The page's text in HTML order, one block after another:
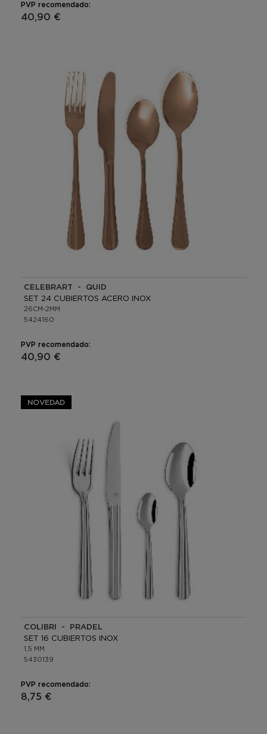
PVP recomendado:
40,90 €
CELEBRART - QUID
SET 24 CUBIERTOS ACERO INOX
26CM-2MM
5424160
PVP recomendado:
40,90 €
NOVEDAD
COLIBRI - PRADEL
SET 16 CUBIERTOS INOX
1,5 MM
5430139
PVP recomendado:
8,75 €